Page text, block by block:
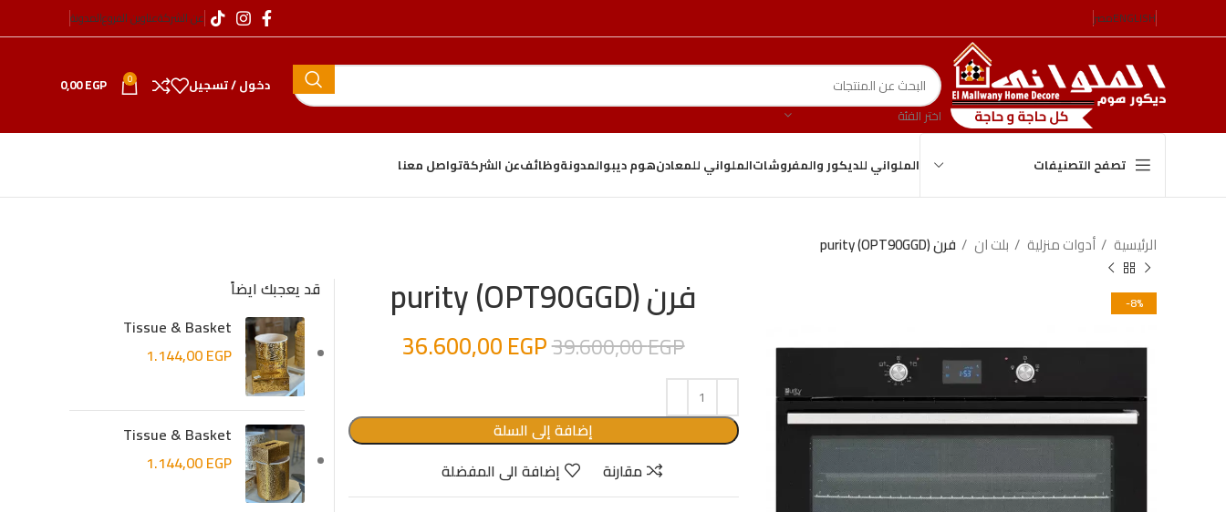
ENGLISHمصر عن الشركةعناوين الفروعالمدونة
اختر الفئة
دخول / تسجيل 0
0,00EGP
تصفح التصنيفات الملواني للديكور والمفروشاتالملواني للمعادنهوم ديبوالمدونةوظائفعن الشركةتواصل معنا
الرئيسية أدوات منزلية بلت ان فرن purity (OPT90GGD)
-8% فرن purity (OPT90GGD)
39.600,00EGP
36.600,00EGP
إضافة إلى السلة
مقارنة
إضافة الى المفضلة
قد يعجبك ايضاً
Tissue & Basket
1.144,00EGP
Tissue & Basket
1.144,00EGP